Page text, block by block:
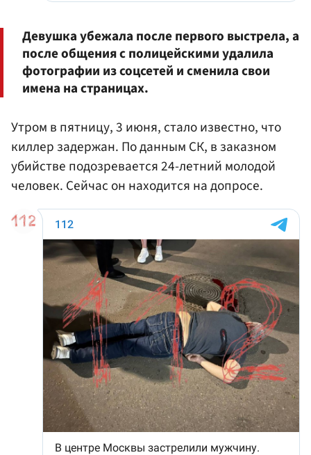
Девушка убежала после первого выстрела, а
после общения с полицейскими удалила
фотографии из соцсетей и сменила свои
имена на страницах.
Утром в пятницу, 3 июня, стало известно, что
киллер задержан. По данным СК, в заказном
убийстве подозревается 24-летний молодой
человек. Сейчас он находится на допросе.